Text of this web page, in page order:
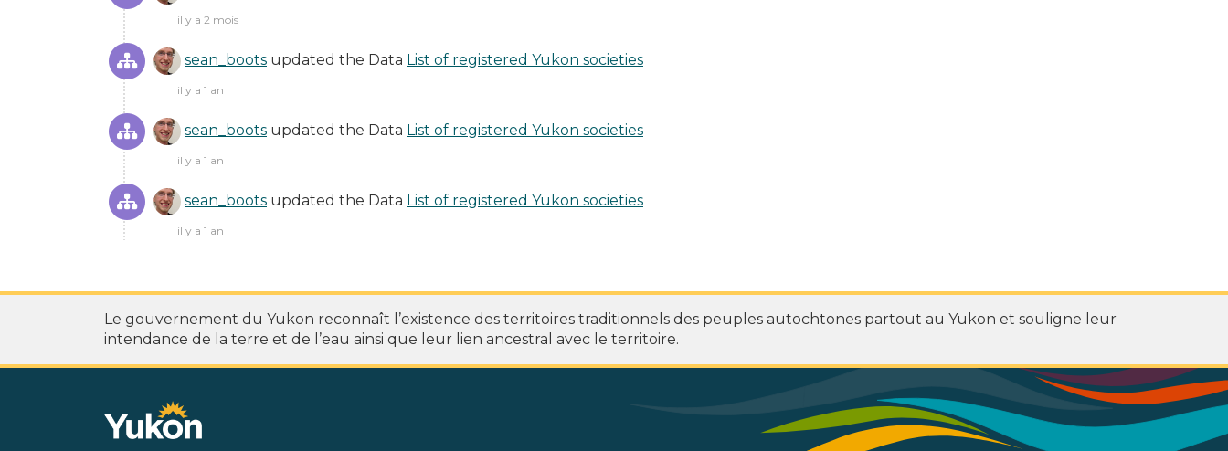
il y a 2 mois
sean_boots updated the Data List of registered Yukon societies
il y a 1 an
sean_boots updated the Data List of registered Yukon societies
il y a 1 an
sean_boots updated the Data List of registered Yukon societies
il y a 1 an
Le gouvernement du Yukon reconnaît l’existence des territoires traditionnels des peuples autochtones partout au Yukon et souligne leur
intendance de la terre et de l’eau ainsi que leur lien ancestral avec le territoire.